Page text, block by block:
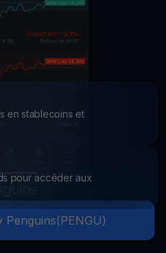
en stablecoins et
pour accéder aux
Penguins(PENGU)